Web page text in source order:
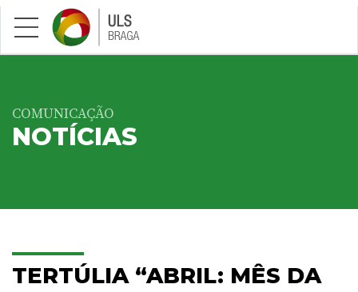
Saltar para conteúdo principal
COMUNICAÇÃO
NOTÍCIAS
TERTÚLIA “ABRIL: MÊS DA